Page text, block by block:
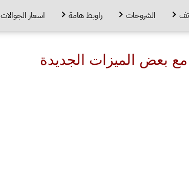
الشروحات راوبط هامة اسعار الجوالات
جوجل تطلق الإصدار التجريبي الثالث من Android 13 مع بعض الميزات الجديدة